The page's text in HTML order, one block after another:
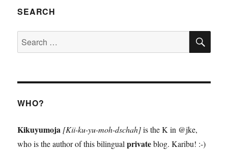
SEARCH
Search
for:
WHO?
Kikuyumoja [Kii-ku-yu-moh-dschah]is the K in @jke,
who is the author of this bilingualprivateblog. Karibu! :-)